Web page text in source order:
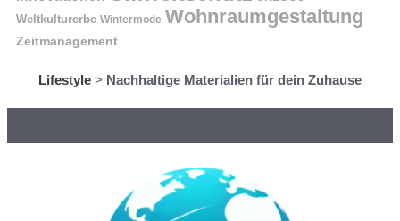
Weltkulturerbe Wintermode Wohnraumgestaltung
Zeitmanagement
Lifestyle > Nachhaltige Materialien für dein Zuhause